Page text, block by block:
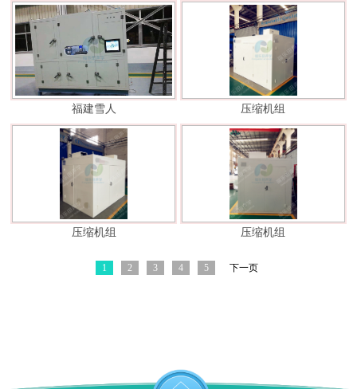
福建雪人 压缩机组
压缩机组 压缩机组
1 2 3 4 5 下一页